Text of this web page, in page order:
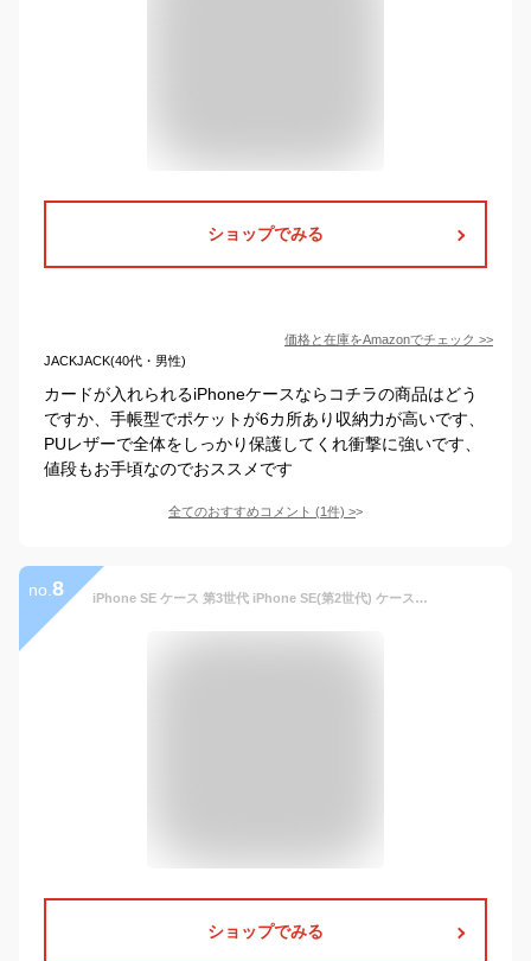
ショップでみる
価格と在庫をAmazonでチェック >>
JACKJACK(40代・男性)
カードが入れられるiPhoneケースならコチラの商品はどう
ですか、手帳型でポケットが6カ所あり収納力が高いです、
PUレザーで全体をしっかり保護してくれ衝撃に強いです、
値段もお手頃なのでおススメです
全てのおすすめコメント (1件) >
no. 8 iPhone SE ケース 第3世代 iPhone SE(第2世代) ケース手帳型 iPhone7手帳ケース iPhone8手帳型 アイフォン7 手帳 スマホケース se3 カバー iPhone SE 第3世代 あいふぉん手帳型ケース カード収納 iphone case マグネット内蔵 スタンド機能 耐衝撃 薄型 軽量 防水 耐摩擦 シンプル 男女兼用 (iPhone7 / 8 / se 2020 / se 2022 4.7inch対応) ライトブラウン
ショップでみる